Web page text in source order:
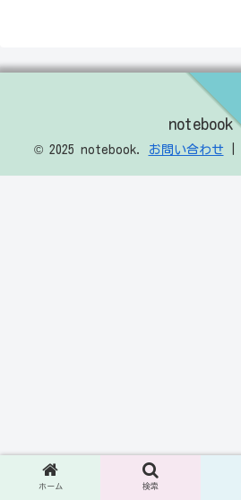
notebook
© 2025 notebook. お問い合わせ
ホーム 検索